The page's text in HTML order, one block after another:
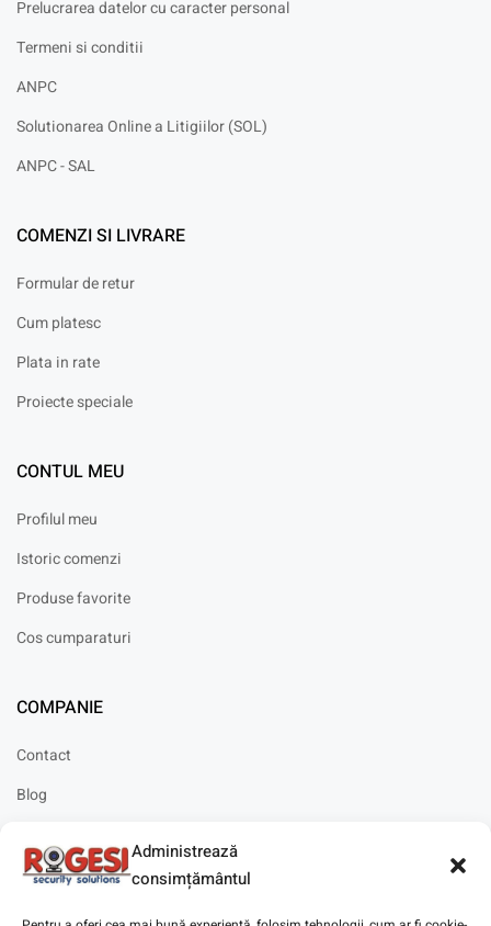
Administrează
consimțământul
Prelucrarea datelor cu caracter personal
Termeni si conditii
ANPC
Solutionarea Online a Litigiilor (SOL)
ANPC - SAL
COMENZI SI LIVRARE
Formular de retur
Cum platesc
Plata in rate
Proiecte speciale
CONTUL MEU
Profilul meu
Istoric comenzi
Produse favorite
Cos cumparaturi
COMPANIE
Contact
Blog
Solicitare instalare